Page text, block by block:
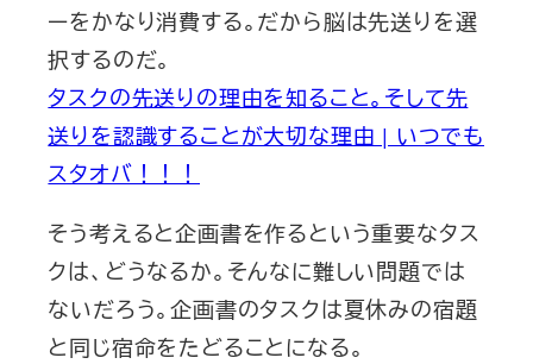
ーをかなり消費する。だから脳は先送りを選
択するのだ。
タスクの先送りの理由を知ること。そして先
送りを認識することが大切な理由 | いつでも
スタオバ！！！
そう考えると企画書を作るという重要なタス
クは、どうなるか。そんなに難しい問題では
ないだろう。企画書のタスクは夏休みの宿題
と同じ宿命をたどることになる。